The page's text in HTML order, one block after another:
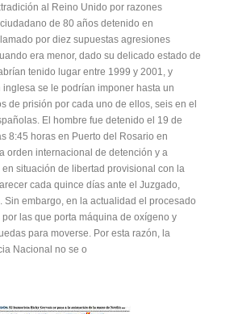
al Reino Unido por razones
de 80 años detenido en
por diez supuestas agresiones
era menor, dado su delicado estado de
tenido lugar entre 1999 y 2001, y
se le podrían imponer hasta un
de prisión por cada uno de ellos, seis en el
El hombre fue detenido el 19 de
8:45 horas en Puerto del Rosario en
orden internacional de detención y a
situación de libertad provisional con la
cada quince días ante el Juzgado,
Sin embargo, en la actualidad el procesado
las que porta máquina de oxígeno y
para moverse. Por esta razón, la
Nacional no se o